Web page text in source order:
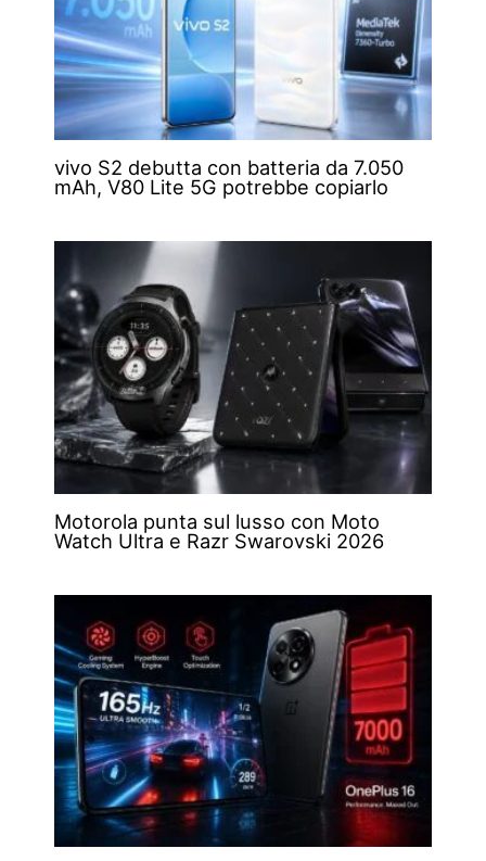
vivo S2 debutta con batteria da 7.050
mAh, V80 Lite 5G potrebbe copiarlo
Motorola punta sul lusso con Moto
Watch Ultra e Razr Swarovski 2026